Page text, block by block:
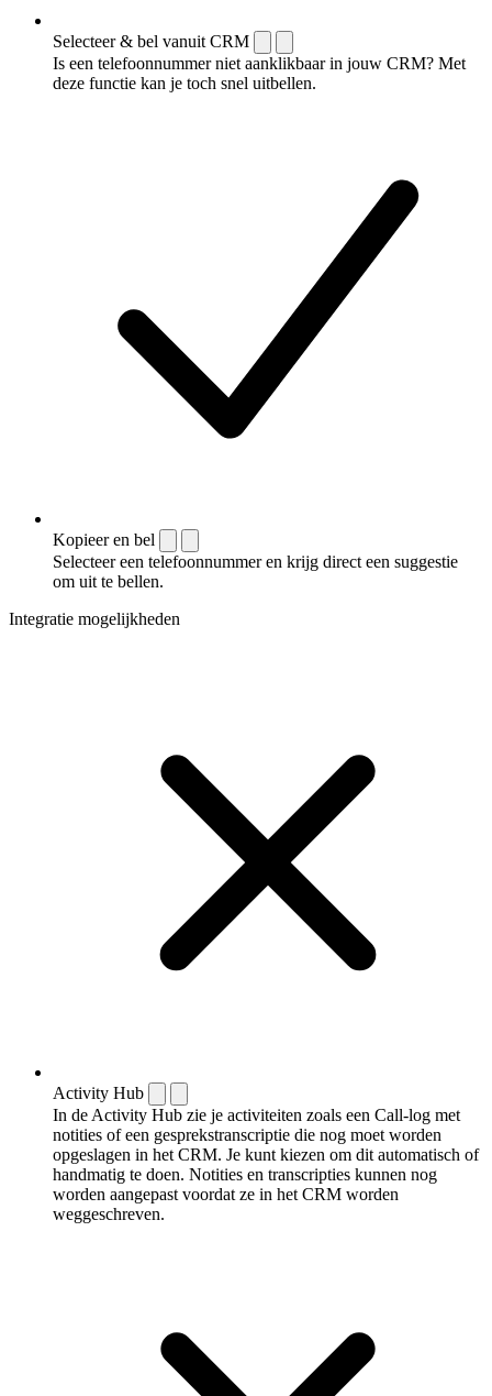
Selecteer & bel vanuit CRM
Is een telefoonnummer niet aanklikbaar in jouw CRM? Met
deze functie kan je toch snel uitbellen.
Kopieer en bel
Selecteer een telefoonnummer en krijg direct een suggestie
om uit te bellen.
Integratie mogelijkheden
Activity Hub
In de Activity Hub zie je activiteiten zoals een Call-log met
notities of een gespreks­transcriptie die nog moet worden
opgeslagen in het CRM. Je kunt kiezen om dit automatisch of
handmatig te doen. Notities en transcripties kunnen nog
worden aangepast voordat ze in het CRM worden
weggeschreven.